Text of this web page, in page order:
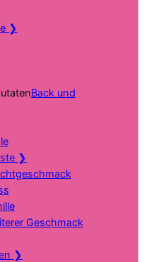
❯
Back und
❯
Geschmack
❯